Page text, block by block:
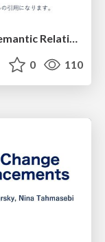
Using Synchronic Definitions and Semantic Relations to Classify Semantic Change Types
0 110